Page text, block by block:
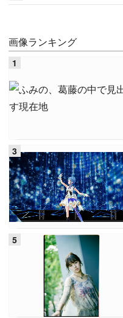
画像ランキング